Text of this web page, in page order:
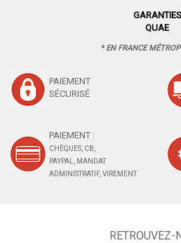
GARANTIES
QUAE
* EN FRANCE
PAIEMENT
SÉCURISÉ
PAIEMENT :
CHÈQUES, CB,
PAYPAL, MANDAT
ADMINISTRATIF, VIREMENT
RETROUVEZ-